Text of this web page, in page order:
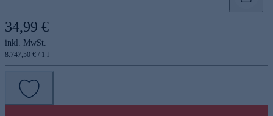
34,99 €
inkl. MwSt.
8.747,50 € / 1 l